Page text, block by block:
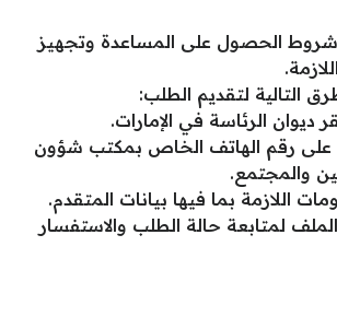
شروط الحصول على المساعدة وتجهيز
التالية لتقديم الطلب:
ديوان الرئاسة في الإمارات.
على رقم الهاتف الخاص بمكتب شؤون
والمجتمع.
اللازمة بما فيها بيانات المتقدم.
لمتابعة حالة الطلب والاستفسار